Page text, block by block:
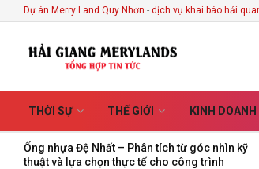
MỚI NHẤT XU HƯỚNG Lọc
Every Handmade Creation
03/08/2026
Ống điện Vega – Giải pháp bảo vệ dây dẫn tối
01/07/2026
Ống nhựa Đệ Nhất – Phân tích từ góc nhìn kỹ
thuật và lựa chọn thực tế cho công trình
Dự án Merry Land Quy Nhơn - dịch vụ khai báo hải
THỜI SỰ THẾ GIỚI KINH DOANH